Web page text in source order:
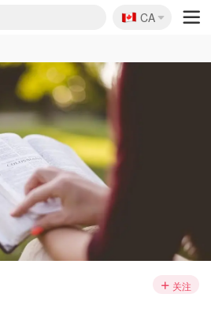
🇨🇦
CA
关注